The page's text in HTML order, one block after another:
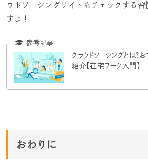
ウドソーシングサイトもチェックする
すよ！
クラウドソーシングとは？
紹介【在宅ワーク入門】
おわりに